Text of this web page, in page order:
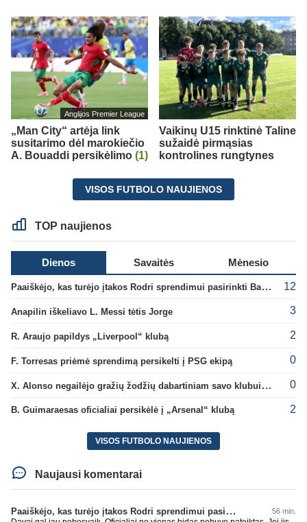
Anglijos Premier League
„Man City“ artėja link
susitarimo dėl marokiečio
A. Bouaddi persikėlimo (1)
Vaikinų U15 rinktinė Taline
sužaidė pirmąsias
kontrolines rungtynes
VISOS FUTBOLO NAUJIENOS
TOP naujienos
Dienos Savaitės Mėnesio
Paaiškėjo, kas turėjo įtakos Rodri sprendimui pasirinkti Barselonos pusę 12
Anapilin iškeliavo L. Messi tėtis Jorge 3
R. Araujo papildys „Liverpool“ klubą 2
F. Torresas priėmė sprendimą persikelti į PSG ekipą 0
X. Alonso negailėjo gražių žodžių dabartiniam savo klubui „Chelsea“ 0
B. Guimaraesas oficialiai persikėlė į „Arsenal“ klubą 2
VISOS FUTBOLO NAUJIENOS
Naujausi komentarai
Paaiškėjo, kas turėjo įtakos Rodri sprendimui pasirinkti Barselonos pusę 56 min.